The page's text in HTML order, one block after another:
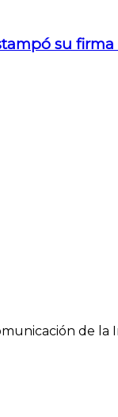
su
de la